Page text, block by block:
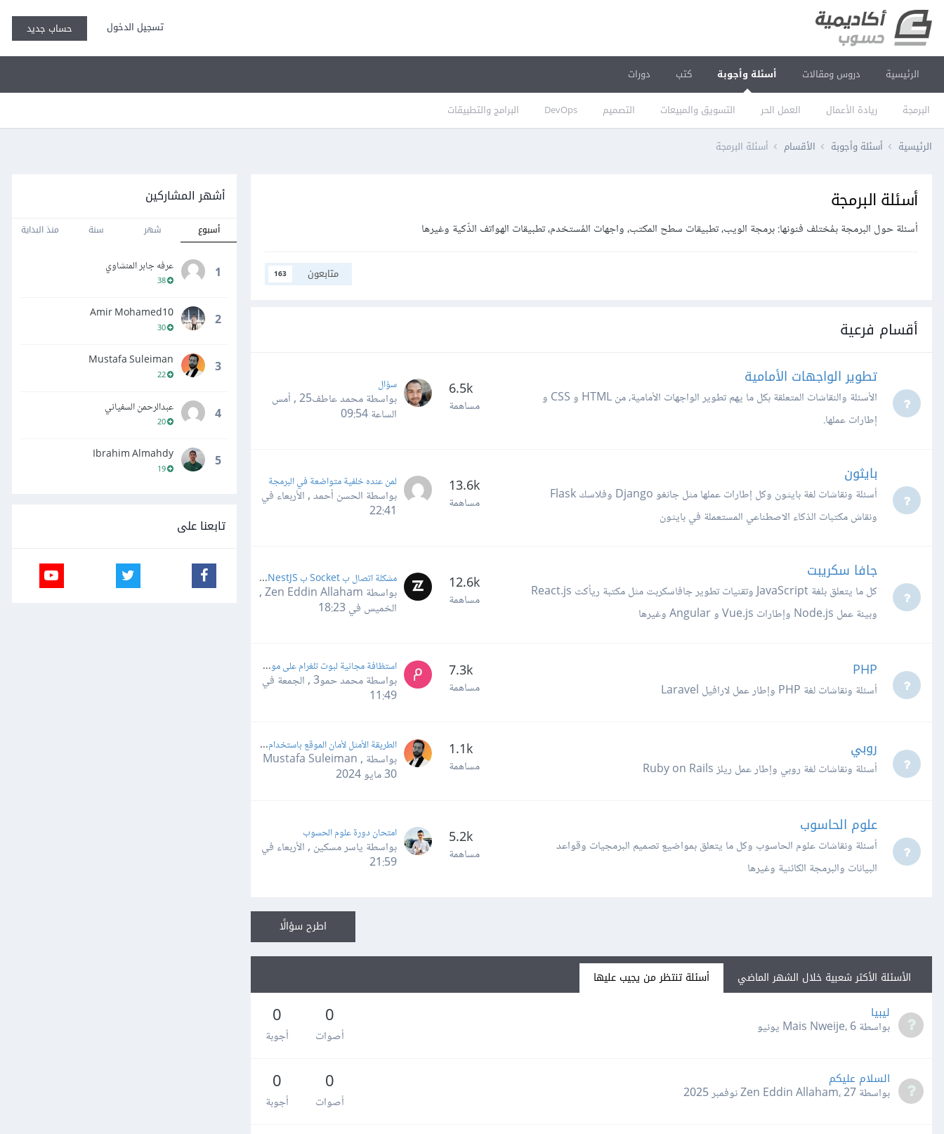
تسجيل الدخول حساب جديد
الرئيسية دروس ومقالات أسئلة وأجوبة
البرمجة ريادة الأعمال العمل الحر التسويق والمبيعات التصميم DevOps البرامج والتطبيقات
كتب دورات
الرئيسية أسئلة وأجوبة الأقسام أسئلة البرمجة
أسئلة البرمجة
أسئلة حول البرمجة بمُختلف فنونها: برمجة الويب، تطبيقات سطح المكتب، واجهات المُستخدم، تطبيقات الهواتف الذّكية وغيرها
متابعون 163
أقسام فرعية
تطوير الواجهات الأمامية
الأسئلة والنقاشات المتعلقة بكل ما يهم تطوير الواجهات الأمامية، من HTML و CSS و
إطارات عملها.
6.5k
مساهمة
سؤال
بواسطة محمد عاطف25 ,
أمس
الساعة 09:54
بايثون
أسئلة ونقاشات لغة بايثون وكل إطارات عملها مثل جانغو Django وفلاسك Flask
ونقاش مكتبات الذكاء الاصطناعي المستعملة في بايثون
13.6k
مساهمة
لمن عنده خلفية متواضعة في البرمجة
بواسطة الحسن أحمد ,الأربعاء في
22:41
جافا سكريبت
كل ما يتعلق بلغة JavaScript وتقنيات تطوير جافاسكربت مثل مكتبة ريأكت React.js
وبيئة عمل Node.js وإطارات Vue.js و Angular وغيرها
12.6k
مساهمة
مشكلة اتصال ب Socket ب Next.js NestJS
بواسطة Zen Eddin Allaham ,
الخميس في 18:23
PHP
أسئلة ونقاشات لغة PHP وإطار عمل لارافيل Laravel
7.3k
مساهمة
استظافة مجانية لبوت تلغرام على موقع يدعم لغة PHP
بواسطة محمد حمو3 ,
الجمعة في
11:49
روبي
أسئلة ونقاشات لغة روبي وإطار عمل ريلز Ruby on Rails
1.1k
مساهمة
الطريقة الأمثل لأمان الموقع باستخدام devise في Ruby on Rails
بواسطة Mustafa Suleiman ,
30 مايو 2024
علوم الحاسوب
أسئلة ونقاشات علوم الحاسوب وكل ما يتعلق بمواضيع تصميم البرمجيات وقواعد
البيانات والبرمجة الكائنية وغيرها
5.2k
مساهمة
امتحان دورة علوم الحسوب
بواسطة ياسر مسكين ,الأربعاء في
21:59
اطرح سؤالًا
الأسئلة الأكثر شعبية خلال الشهر الماضي أسئلة تنتظر من يجيب عليها
ليبيا
بواسطة Mais Nweije،6 يونيو 0
أصوات
0
أجوبة
السلام عليكم
بواسطة Zen Eddin Allaham،27 نوفمبر 2025 0
أصوات
0
أجوبة
أشهر المشاركين
أسبوع شهر سنة منذ البداية
1 عرفه جابر المنشاوي
2
Amir Mohamed10
3
Mustafa Suleiman
4 عبدالرحمن السفياني
5
Ibrahim Almahdy
تابعنا على